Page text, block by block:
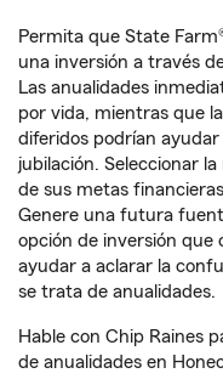
Permita que State
una inversión a través
Las anualidades
por vida, mientras que
diferidos podrían
jubilación. Seleccionar
de sus metas
Genere una futura
opción de inversión que
ayudar a aclarar la
se trata de anualidades.
Hable con Chip Raines
de anualidades en